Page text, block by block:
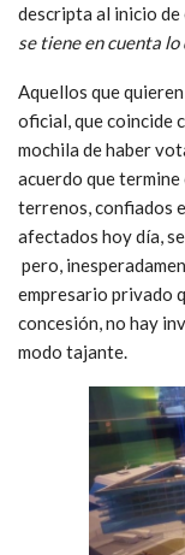
descripta al inicio
se tiene en cuenta lo
Aquellos que
oficial, que coincide
mochila de haber
acuerdo que
terrenos, confiados
afectados hoy día,
pero,
empresario privado
concesión, no hay
modo tajante.